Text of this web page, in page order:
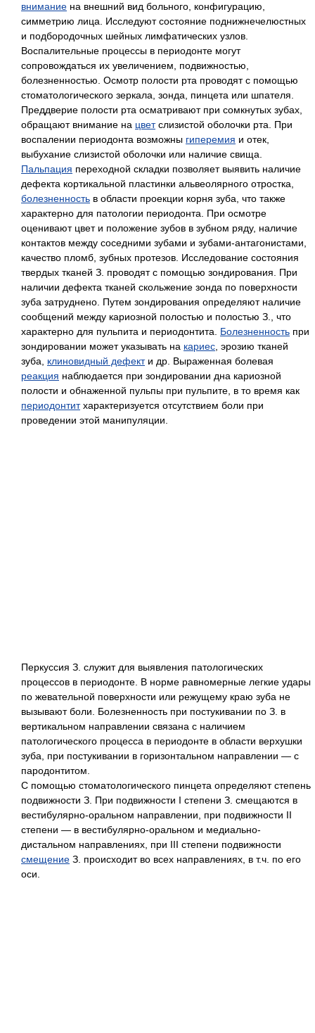
внимание на внешний вид больного, конфигурацию,
симметрию лица. Исследуют состояние поднижнечелюстных
и подбородочных шейных лимфатических узлов.
Воспалительные процессы в периодонте могут
сопровождаться их увеличением, подвижностью,
болезненностью. Осмотр полости рта проводят с помощью
стоматологического зеркала, зонда, пинцета или шпателя.
Преддверие полости рта осматривают при сомкнутых зубах,
обращают внимание на цветслизистой оболочки рта. При
воспалении периодонта возможны гиперемия и отек,
выбухание слизистой оболочки или наличие свища.
Пальпация переходной складки позволяет выявить наличие
дефекта кортикальной пластинки альвеолярного отростка,
болезненность в области проекции корня зуба, что также
характерно для патологии периодонта. При осмотре
оценивают цвет и положение зубов в зубном ряду, наличие
контактов между соседними зубами и зубами-антагонистами,
качество пломб, зубных протезов. Исследование состояния
твердых тканей З. проводят с помощью зондирования. При
наличии дефекта тканей скольжение зонда по поверхности
зуба затруднено. Путем зондирования определяют наличие
сообщений между кариозной полостью и полостью З., что
характерно для пульпита и периодонтита. Болезненность при
зондировании может указывать на кариес, эрозию тканей
зуба, клиновидный дефекти др. Выраженная болевая
реакция наблюдается при зондировании дна кариозной
полости и обнаженной пульпы при пульпите, в то время как
периодонтитхарактеризуется отсутствием боли при
проведении этой манипуляции.
Перкуссия З. служит для выявления патологических
процессов в периодонте. В норме равномерные легкие удары
по жевательной поверхности или режущему краю зуба не
вызывают боли. Болезненность при постукивании по З. в
вертикальном направлении связана с наличием
патологического процесса в периодонте в области верхушки
зуба, при постукивании в горизонтальном направлении — с
пародонтитом.
С помощью стоматологического пинцета определяют степень
подвижности З. При подвижности I степени З. смещаются в
вестибулярно-оральном направлении, при подвижности II
степени — в вестибулярно-оральном и медиально-
дистальном направлениях, при III степени подвижности
смещение З. происходит во всех направлениях, в т.ч. по его
оси.